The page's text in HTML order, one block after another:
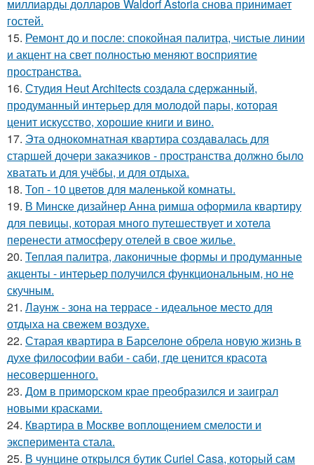
миллиарды долларов Waldorf Astoria снова принимает
гостей.
15. Ремонт до и после: спокойная палитра, чистые линии
и акцент на свет полностью меняют восприятие
пространства.
16. Студия Heut Architects создала сдержанный,
продуманный интерьер для молодой пары, которая
ценит искусство, хорошие книги и вино.
17. Эта однокомнатная квартира создавалась для
старшей дочери заказчиков - пространства должно было
хватать и для учёбы, и для отдыха.
18. Топ - 10 цветов для маленькой комнаты.
19. В Минске дизайнер Анна римша оформила квартиру
для певицы, которая много путешествует и хотела
перенести атмосферу отелей в свое жилье.
20. Теплая палитра, лаконичные формы и продуманные
акценты - интерьер получился функциональным, но не
скучным.
21. Лаунж - зона на террасе - идеальное место для
отдыха на свежем воздухе.
22. Старая квартира в Барселоне обрела новую жизнь в
духе философии ваби - саби, где ценится красота
несовершенного.
23. Дом в приморском крае преобразился и заиграл
новыми красками.
24. Квартира в Москве воплощением смелости и
эксперимента стала.
25. В чунцине открылся бутик Curiel Casa, который сам